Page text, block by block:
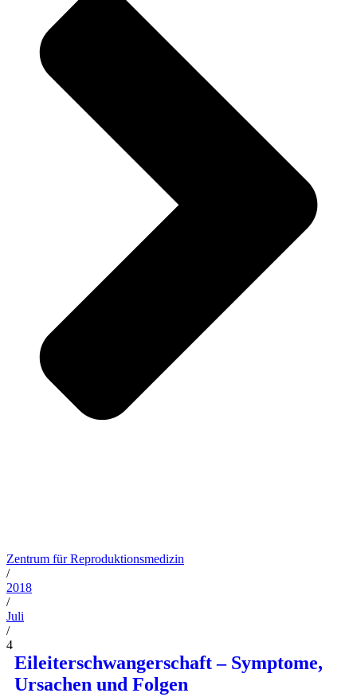
Zentrum für Reproduktionsmedizin
/
2018
/
Juli
/
4
Eileiterschwangerschaft – Symptome,
Ursachen und Folgen